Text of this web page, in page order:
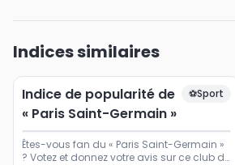
Indices similaires
Indice de popularité de
« Paris Saint-Germain »
⚽Sport
Êtes-vous fan du « Paris Saint-Germain »
? Votez et donnez votre avis sur ce club de